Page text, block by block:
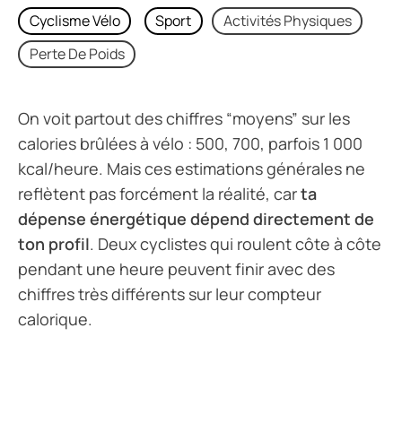
Cyclisme Vélo Sport
Activités Physiques
Perte De Poids
On voit partout des chiffres “moyens” sur les
calories brûlées à vélo : 500, 700, parfois 1 000
kcal/heure. Mais ces estimations générales ne
reflètent pas forcément la réalité, carta
dépense énergétique dépend directement de
ton profil. Deux cyclistes qui roulent côte à côte
pendant une heure peuvent finir avec des
chiffres très différents sur leur compteur
calorique.